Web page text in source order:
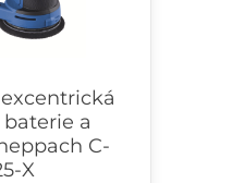
a
C-
X